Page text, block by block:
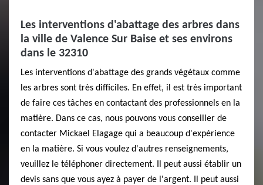
Les interventions d'abattage des arbres dans
la ville de Valence Sur Baise et ses environs
dans le 32310
Les interventions d'abattage des grands végétaux comme
les arbres sont très difficiles. En effet, il est très important
de faire ces tâches en contactant des professionnels en la
matière. Dans ce cas, nous pouvons vous conseiller de
contacter Mickael Elagage qui a beaucoup d'expérience
en la matière. Si vous voulez d'autres renseignements,
veuillez le téléphoner directement. Il peut aussi établir un
devis sans que vous ayez à payer de l'argent. Il peut aussi